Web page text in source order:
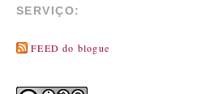
SERVIÇO:
FEED do blogue